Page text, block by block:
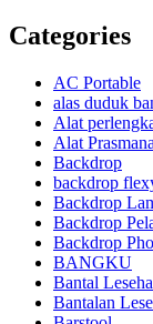
Categories
AC Portable
alas duduk
Alat
Alat
Backdrop
backdrop
Backdrop
Backdrop
Backdrop
BANGKU
Bantal
Bantalan